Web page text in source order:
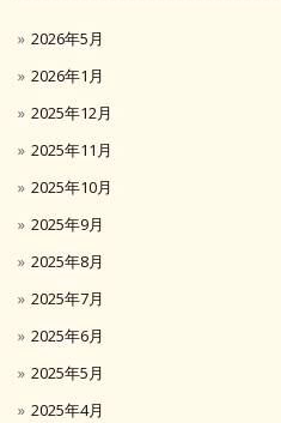
2026年5月
2026年1月
2025年12月
2025年11月
2025年10月
2025年9月
2025年8月
2025年7月
2025年6月
2025年5月
2025年4月